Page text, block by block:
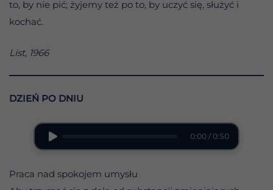
to, by nie pić; żyjemy też po to, by uczyć się, służyć i
kochać.
List, 1966
DZIEŃ PO DNIU
0:00 / 0:50
Praca nad spokojem umysłu